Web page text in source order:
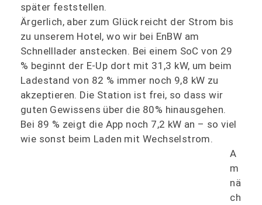
später feststellen.
Ärgerlich, aber zum Glück reicht der Strom bis
zu unserem Hotel, wo wir bei EnBW am
Schnelllader anstecken. Bei einem SoC von 29
% beginnt der E-Up dort mit 31,3 kW, um beim
Ladestand von 82 % immer noch 9,8 kW zu
akzeptieren. Die Station ist frei, so dass wir
guten Gewissens über die 80% hinausgehen.
Bei 89 % zeigt die App noch 7,2 kW an – so viel
wie sonst beim Laden mit Wechselstrom.
A
m
nä
ch